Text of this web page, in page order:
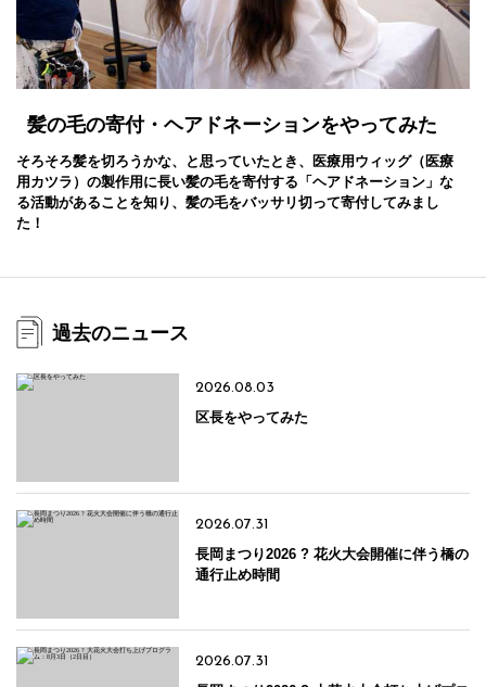
髪の毛の寄付・ヘアドネーションをやってみた
そろそろ髪を切ろうかな、と思っていたとき、医療用ウィッグ（医療
用カツラ）の製作用に長い髪の毛を寄付する「ヘアドネーション」な
る活動があることを知り、髪の毛をバッサリ切って寄付してみまし
た！
過去のニュース
2026.08.03
区長をやってみた
2026.07.31
長岡まつり2026 ? 花火大会開催に伴う橋の
通行止め時間
2026.07.31